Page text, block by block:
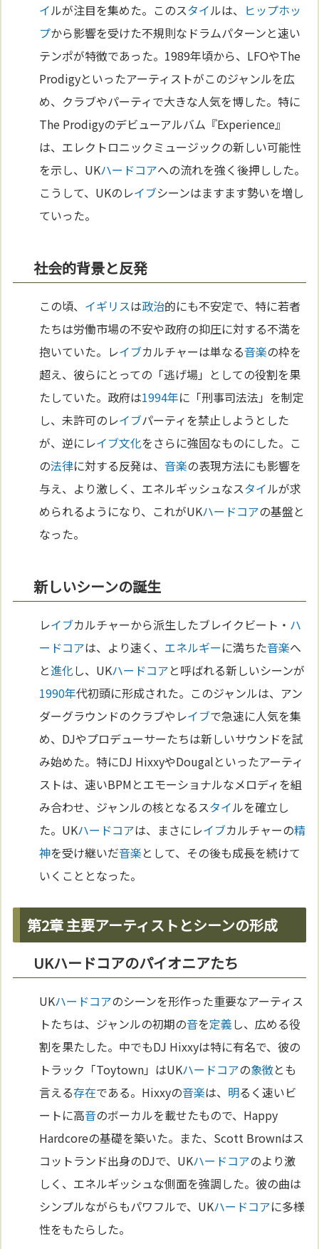
イルが注目を集めた。このスタイルは、 ヒップホッ
プから影響を受けた不規則なドラムパターンと速い
テンポが特徴であった。1989年頃から、LFOやThe
Prodigyといったアーティストがこのジャンルを広
め、クラブやパーティで大きな人気を博した。特に
The Prodigyのデビューアルバム『Experience』
は、エレクトロニックミュージックの新しい可能性
を示し、UKハードコアへの流れを強く後押しした。
こうして、UKのレイブシーンはますます勢いを増し
ていった。
社会的背景と反発
この頃、 イギリスは政治的にも不安定で、特に若者
たちは労働市場の不安や政府の抑圧に対する不満を
抱いていた。レイブカルチャーは単なる音楽の枠を
超え、彼らにとっての「逃げ場」としての役割を果
たしていた。政府は1994年に「刑事司法法」を制定
し、未許可のレイブパーティを禁止しようとした
が、逆にレイブ文化をさらに強固なものにした。こ
の法律に対する反発は、音楽の表現方法にも影響を
与え、より激しく、エネルギッシュなスタイルが求
められるようになり、これがUKハードコアの基盤と
なった。
新しいシーンの誕生
レイブカルチャーから派生したブレイクビート・ ハ
ードコアは、より速く、 エネルギーに満ちた音楽へ
と進化し、UKハードコアと呼ばれる新しいシーンが
1990年代初頭に形成された。このジャンルは、アン
ダーグラウンドのクラブやレイブで急速に人気を集
め、DJやプロデューサーたちは新しいサウンドを試
み始めた。特にDJ HixxyやDougalといったアーティ
ストは、速いBPMとエモーショナルなメロディを組
み合わせ、ジャンルの核となるスタイルを確立し
た。UKハードコアは、まさにレイブカルチャーの精
神を受け継いだ音楽として、その後も成長を続けて
いくこととなった。
第2章 主要アーティストとシーンの形成
UKハードコアのパイオニアたち
UKハードコアのシーンを形作った重要なアーティス
トたちは、ジャンルの初期の音を定義し、広める役
割を果たした。中でもDJ Hixxyは特に有名で、彼の
トラック「Toytown」はUKハードコアの象徴とも
言える存在である。Hixxyの音楽は、 明るく速いビ
ートに高音のボーカルを載せたもので、Happy
Hardcoreの基礎を築いた。また、Scott Brownはス
コットランド出身のDJで、UKハードコアのより激
しく、エネルギッシュな側面を強調した。彼の曲は
シンプルながらもパワフルで、UKハードコアに多様
性をもたらした。